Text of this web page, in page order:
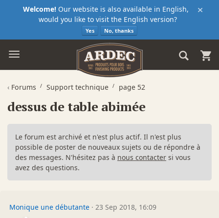
×
Welcome! Our website is also available in English,
would you like to visit the English version?
Yes No, thanks
‹ Forums Support technique page 52
dessus de table abimée
Le forum est archivé et n'est plus actif. Il n'est plus
possible de poster de nouveaux sujets ou de répondre à
des messages. N'hésitez pas à nous contacter si vous
avez des questions.
Monique une débutante · 23 Sep 2018, 16:09